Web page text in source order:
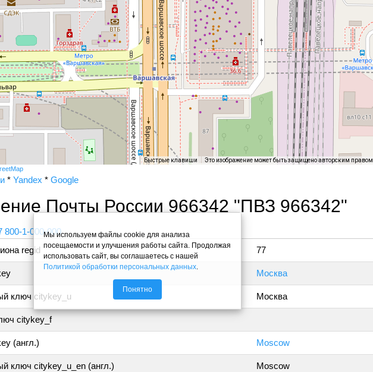
Быстрые клавиши Это изображение может быть защищено авторским правом
* Yandex * Google
Почты России 966342 "ПВЗ 966342"
800-1-000-000
regid
77
Москва
ключ citykey_u Москва
citykey_f
(англ.) Moscow
ключ citykey_u_en (англ.) Moscow
Мы используем файлы cookie для анализа
посещаемости и улучшения работы сайта. Продолжая
использовать сайт, вы соглашаетесь с нашей
Политикой обработки персональных данных
Понятно